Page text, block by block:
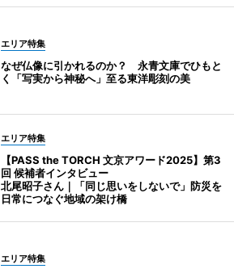
エリア特集
なぜ仏像に引かれるのか？ 永青文庫でひもと
く「写実から神秘へ」至る東洋彫刻の美
エリア特集
【PASS the TORCH 文京アワード2025】第3
回 候補者インタビュー
北尾昭子さん｜「同じ思いをしないで」防災を
日常につなぐ地域の架け橋
エリア特集